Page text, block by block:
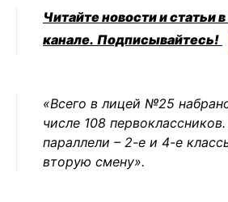
Читайте новости и статьи
канале. Подписывайтесь!
«Всего в лицей №25
числе 108
параллели – 2-е и 4-е
вторую смену».